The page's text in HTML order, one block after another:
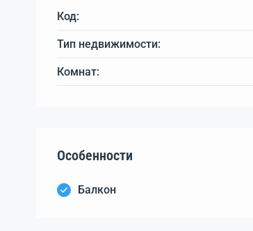
Код:
Тип недвижимости:
Комнат:
Особенности
Балкон